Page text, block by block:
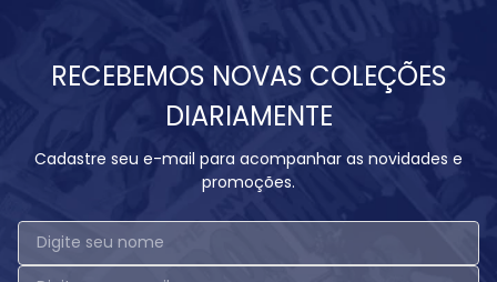
RECEBEMOS NOVAS COLEÇÕES
DIARIAMENTE
Cadastre seu e-mail para acompanhar as novidades e
promoções.